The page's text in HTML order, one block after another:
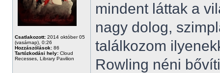
Csatlakozott: 2014 október 05
(vasárnap), 0:26
Hozzászólások: 86
Tartózkodási hely: Cloud
Recesses, Library Pavilion
mindent láttak a
nagy dolog,
találkozom
Rowling néni